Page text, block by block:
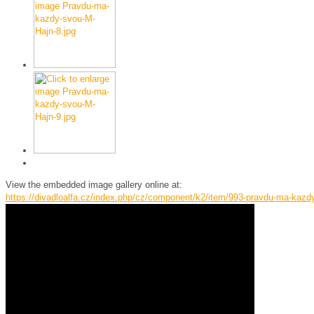
View the embedded image gallery online at:
https://divadloalfa.cz/index.php/cz/component/k2/item/993-pravdu-ma-